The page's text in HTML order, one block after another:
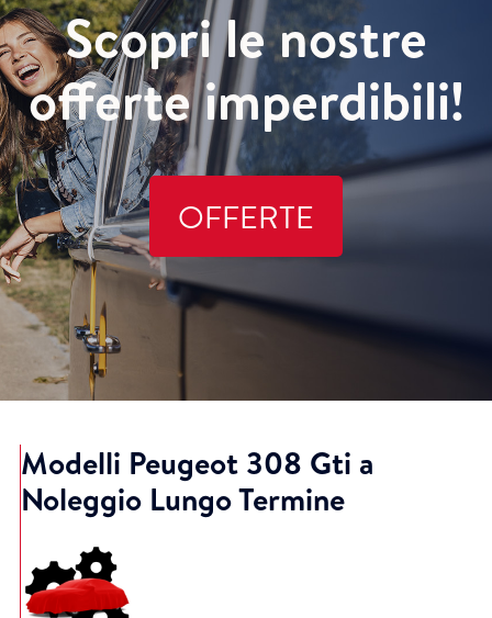
Scopri le nostre
offerte imperdibili!
OFFERTE
Modelli Peugeot 308 Gti a
Noleggio Lungo Termine